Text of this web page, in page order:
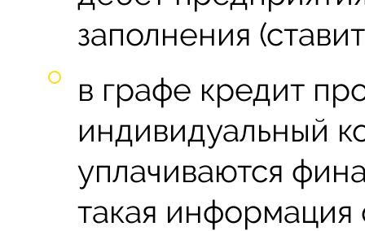
заполнения
в графе кредит
индивидуальный
уплачиваются
такая информация